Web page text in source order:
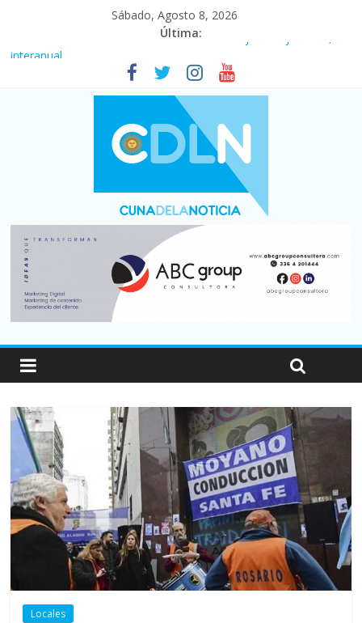
Sábado, Agosto 8, 2026
Última:
Fuerte caída de la venta de autos usados en julio: bajó un 12,6%
Central venció 1 a 0 al River de Coudet en el Monumental
La morosidad alcanzó su nivel más alto en dos décadas y ya
afecta a 400 mil deudores en Santa Fe
Desde que asumió Milei cerraron 41.000 kioscos: el sector
denuncia crisis como en 2001
Vacaciones de invierno con más movimiento y consumo
turístico: 4,6 millones de personas viajaron por el país, un 5,9%
Locales